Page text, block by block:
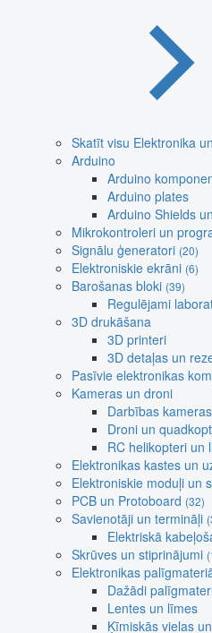
Skatīt visu Elektronika
Arduino
Arduino
Arduino plates
Arduino Shields
Mikrokontroleri un
Signālu ģeneratori (20)
Elektroniskie ekrāni (6)
Barošanas bloki (39)
Regulējami
3D drukāšana
3D printeri
3D detaļas un
Pasīvie elektronikas
Kameras un droni
Darbības kameras
Droni un
RC helikopteri un
Elektronikas kastes un
Elektroniskie moduļi un
PCB un Protoboard (32)
Savienotāji un termināļi
Elektriskā
Skrūves un stiprinājumi
Elektronikas
Dažādi
Lentes un līmes
Ķīmiskās vielas